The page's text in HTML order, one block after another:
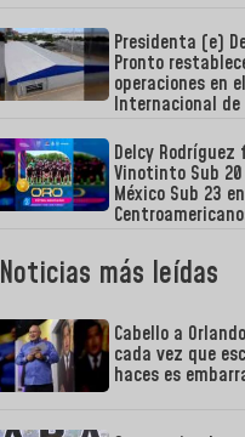
Presidenta (e)
Pronto
operaciones en
Internacional
Delcy
Vinotinto Sub
México Sub 23
Noticias más leídas
Cabello a
cada vez que
haces es